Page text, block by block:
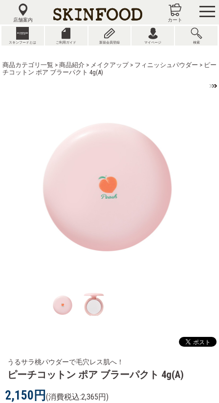
店舗案内 カート
スキンフードとは ご利用ガイド 新規会員登録 マイページ 検索
商品カテゴリ一覧 > 商品紹介 > メイクアップ> フィニッシュパウダー > ピー
チコットン ポア ブラーパクト 4g(A)
うるサラ桃パウダーで毛穴レス肌へ！
ピーチコットン ポア ブラーパクト 4g(A)
2,150円 (消費税込:2,365円)